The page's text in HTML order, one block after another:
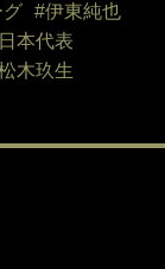
#伊東純也
本代表
木玖生